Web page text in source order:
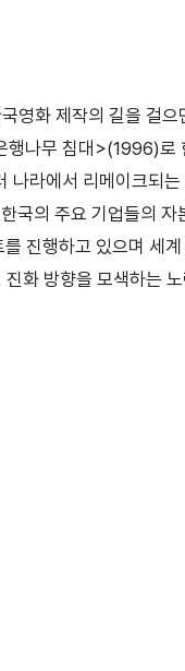
영화 제작의 길을
나무 침대>(1996)로
라에서 리메이크되
의 주요 기업들의
진행하고 있으며 세
화 방향을 모색하는